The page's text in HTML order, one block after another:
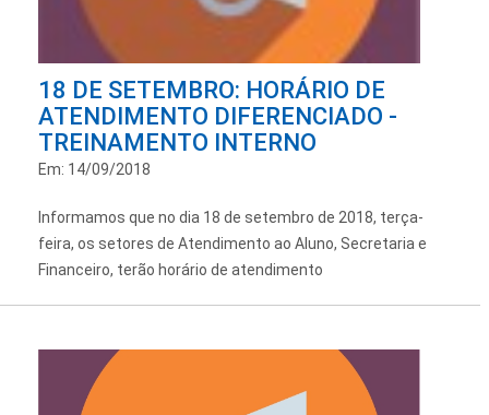
18 DE SETEMBRO: HORÁRIO DE
ATENDIMENTO DIFERENCIADO -
TREINAMENTO INTERNO
Em: 14/09/2018
Informamos que no dia 18 de setembro de 2018, terça-
feira, os setores de Atendimento ao Aluno, Secretaria e
Financeiro, terão horário de atendimento